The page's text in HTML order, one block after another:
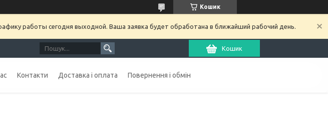
Кошик
работы сегодня выходной. Ваша заявка будет обработана в ближайший рабочий день.
Кошик
Контакти Доставка і оплата Повернення і обмін